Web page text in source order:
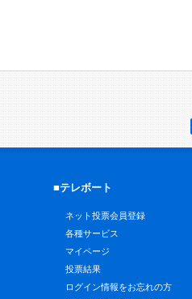
■テレボート
ネット投票会員登録
各種サービス
マイページ
投票結果
ログイン情報をお忘れの方